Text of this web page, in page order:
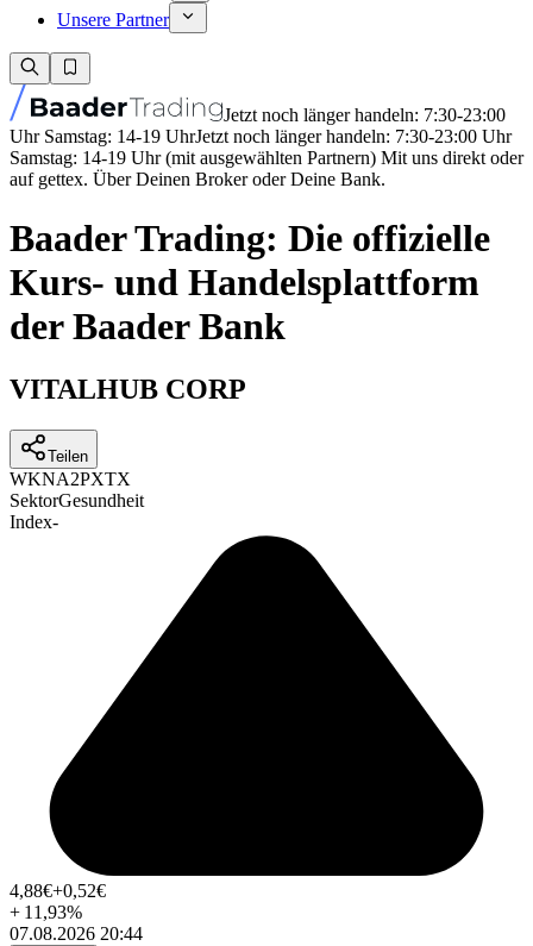
Unsere Partner
Jetzt noch länger handeln: 7:30-23:00
Uhr Samstag: 14-19 UhrJetzt noch länger handeln: 7:30-23:00 Uhr
Samstag: 14-19 Uhr (mit ausgewählten Partnern) Mit uns direkt oder
auf gettex. Über Deinen Broker oder Deine Bank.
Baader Trading: Die offizielle
Kurs- und Handelsplattform
der Baader Bank
VITALHUB CORP
Teilen
WKNA2PXTX
SektorGesundheit
Index-
4,88€+0,52€
+ 11,93%
07.08.2026 20:44